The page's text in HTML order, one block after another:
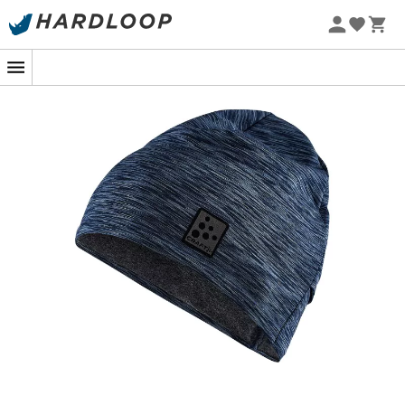
Promos d'été 🔥 -5 % EXTRA dès 2 produits* code Summer5
-5% Extra - Code Summer5